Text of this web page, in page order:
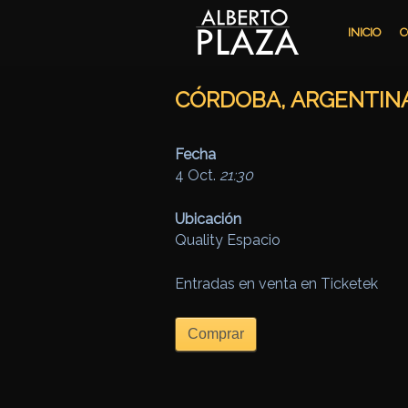
INICIO
CÓRDOBA,
Fecha
4 Oct. 21:30
Ubicación
Quality Espacio
Entradas en venta en Ticketek
Comprar